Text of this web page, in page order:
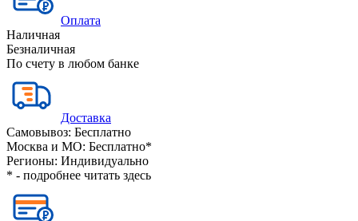
Оплата
Наличная
Безналичная
По счету в любом банке
Доставка
Самовывоз: Бесплатно
Москва и МО: Бесплатно*
Регионы: Индивидуально
* - подробнее читать здесь